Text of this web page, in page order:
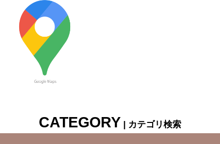
2023/7/6
≪新着商品≫ 波佐見焼♪かわいい小鉢入荷しました✿
2023/6/22
2023/6/16CATEGORY | カテゴリ検索